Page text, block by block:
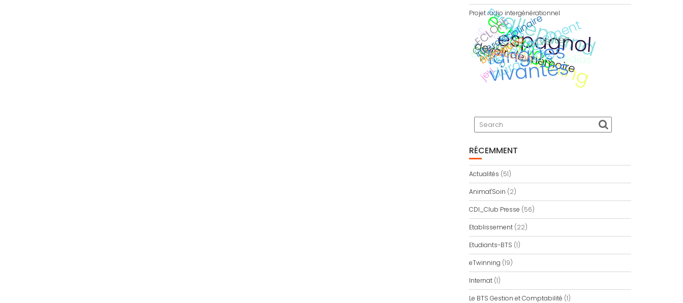
Projet radio intergénérationnel
eTwinning
jeu
échange
allemand
espagnol
AMAC
Secondes
d
é
v
e
l
o
p
p
e
m
e
n
t
d
u
r
a
b
l
e
portes ouvertes
devoir de mémoire
parcours citoyen
Calitom
l
a
n
g
u
es
viv
a
nt
es
éducation aux médias
CDItraduction
ECLORE
Barcelona
Viaje
interdisciplinaire
RÉCEMMENT
Actualités (51)
Animat'Soin (2)
CDI_Club Presse (56)
Etablissement(22)
Etudiants-BTS (1)
eTwinning (19)
Internat(1)
Le BTS Gestion et Comptabilité (1)